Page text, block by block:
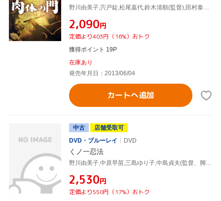
野川由美子,宍戸錠,松尾嘉代,鈴木清順(監督),田村泰次郎(原作),山本直純(音楽)
¥2,090円
定価より403円（16%）おトク
獲得ポイント 19P
在庫あり
発売年月日：2013/06/04
カートへ追加
中古
店舗受取可
DVD・ブルーレイ
DVD
くノ一忍法
野川由美子,中原早苗,三島ゆり子,中島貞夫(監督、脚本),山田風太郎(原作),鏑木創(音楽)
¥2,530円
定価より550円（17%）おトク